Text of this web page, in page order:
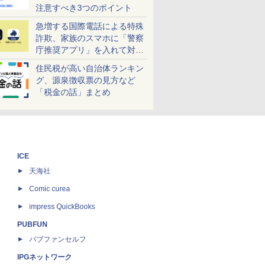
注意すべき3つのポイント
急増する国際電話による特殊
詐欺、家族のスマホに「警察
庁推奨アプリ」を入れて対策
しよう！
住民税が高い自治体ランキン
グ、源泉徴収票の見方など
「税金の話」まとめ
ICE
天海社
Comic curea
impress QuickBooks
PUBFUN
パブファンセルフ
IPGネットワーク